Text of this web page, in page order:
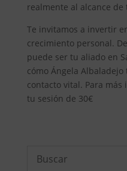
realmente al alcance de
Te invitamos a invertir
crecimiento personal.
puede ser tu aliado en
cómo Ángela
contacto vital. Para
tu sesión de 30€